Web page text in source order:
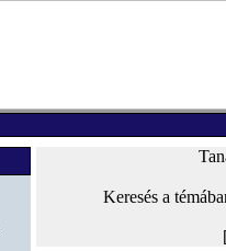
Keresés a